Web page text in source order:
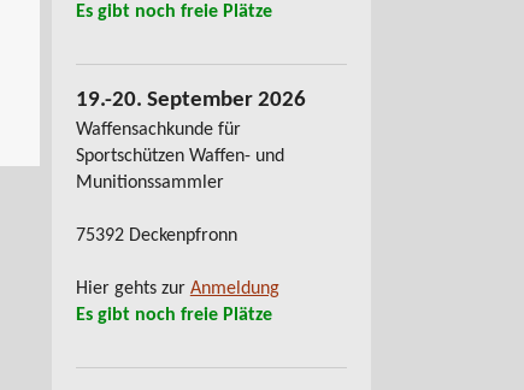
Es gibt noch freie Plätze
19.-20. September 2026
Waffensachkunde für
Sportschützen Waffen- und
Munitionssammler
75392 Deckenpfronn
Hier gehts zur Anmeldung
Es gibt noch freie Plätze